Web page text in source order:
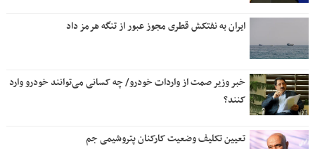
ایران به نفتکش قطری مجوز عبور از تنگه هرمز داد
خبر وزیر صمت از واردات خودرو/ چه کسانی می‌توانند خودرو وارد
کنند؟
تعیین تکلیف وضعیت کارکنان پتروشیمی جم